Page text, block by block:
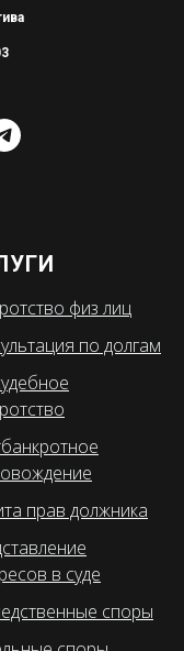
физ лиц
по долгам
прав должника
в суде
споры